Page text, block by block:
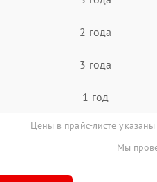
2 года
3 года
1 год
Цены в прайс-листе
Мы